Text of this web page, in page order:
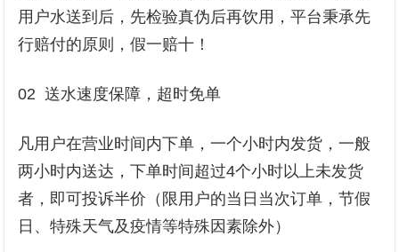
用户水送到后，先检验真伪后再饮用，平台秉承先
行赔付的原则，假一赔十！
02 送水速度保障，超时免单
凡用户在营业时间内下单，一个小时内发货，一般
两小时内送达，下单时间超过4个小时以上未发货
者，即可投诉半价（限用户的当日当次订单，节假
日、特殊天气及疫情等特殊因素除外）